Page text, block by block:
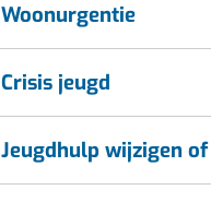
Woonurgentie
Crisis jeugd
Jeugdhulp wijzigen